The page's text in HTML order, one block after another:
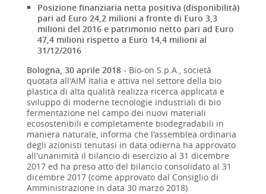
Posizione finanziaria netta positiva (disponibilità)
pari ad Euro 24,2 milioni a fronte di Euro 3,3
milioni del 2016 e patrimonio netto pari ad Euro
47,4 milioni rispetto a Euro 14,4 milioni al
31/12/2016
Bologna, 30 aprile 2018- Bio-on S.p.A., società
quotata all'AIM Italia e attiva nel settore della bio
plastica di alta qualità realizza ricerca applicata e
sviluppo di moderne tecnologie industriali di bio
fermentazione nel campo dei nuovi materiali
ecosostenibili e completamente biodegradabili in
maniera naturale, informa che l'assemblea ordinaria
degli azionisti tenutasi in data odierna ha approvato
all'unanimità il bilancio di esercizio al 31 dicembre
2017 ed ha preso atto del bilancio consolidato al 31
dicembre 2017 (come approvato dal Consiglio di
Amministrazione in data 30 marzo 2018).